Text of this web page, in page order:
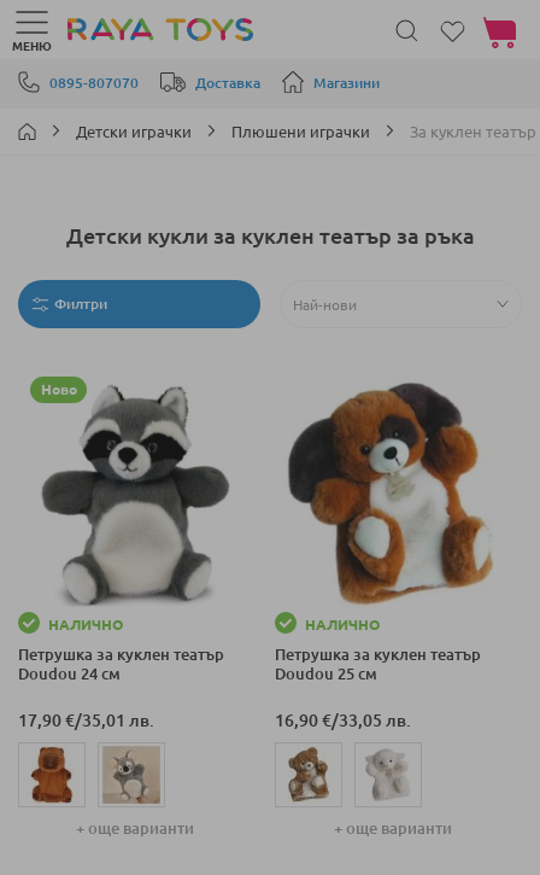
Прескачане към съдържанието
0895-807070 Доставка Магазини
МЕНЮ
Моята
Детски играчки Плюшени играчки За куклен театър
Детски кукли за куклен театър за ръка
Филтри
Ново
НАЛИЧНО
Петрушка за куклен театър
Doudou 24 см
17,90 €/35,01 лв.
+ още варианти
НАЛИЧНО
Петрушка за куклен театър
Doudou 25 см
16,90 €/33,05 лв.
+ още варианти